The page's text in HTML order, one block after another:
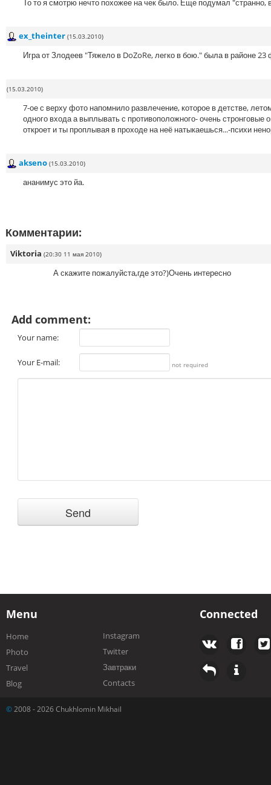
То то я смотрю нечто похожее на чек было. Еще подумал "странно,
ex_theinter (15.03.2010)
Игра от Злодеев "Тяжело в DoZoRe, легко в бою." была в районе 23
(15.03.2010)
7-ое с верху фото напомнило развлечение, которое в детстве,
одного входа а выплывать с противоположного- очень
откроет и ты проплывая в проходе на неё натыкаешься...-психи
akseno (15.03.2010)
ананимус это йа.
Комментарии:
Viktoria (20:30 11 мая 2010)
А скажите пожалуйста,где это?)Очень интересно
Add comment:
Your name:
Your E-mail: not required
Menu
Home
Photo
Travel
Blog
Instagram
Twitter
Завтраки
Contacts
Connected
© 2008 - 2026 Chukhlomin Mikhail